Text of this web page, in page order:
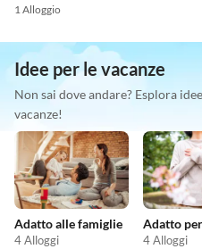
1 Alloggio
Idee per le vacanze
Non sai dove andare? Esplora
vacanze!
Adatto alle famiglie
4 Alloggi
Adatto
4 Alloggi